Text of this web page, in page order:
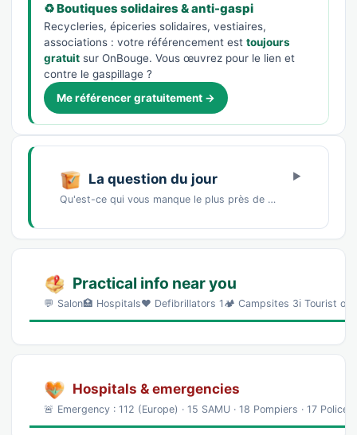
♻️ Boutiques solidaires & anti-gaspi
Recycleries, épiceries solidaires, vestiaires,
associations : votre référencement est toujours
gratuit sur OnBouge. Vous œuvrez pour le lien et
contre le gaspillage ?
Me référencer gratuitement →
La question du jour
Qu'est-ce qui vous manque le plus près de chez vous ?Un marché de producteursDes commerces…
Practical info near you
💬 Salon🏥 Hospitals❤️ Defibrillators 1🏕️ Campsites 3ℹ️ Tourist
Hospitals & emergencies
🚨 Emergency : 112 (Europe) · 15 SAMU · 18 Pompiers · 17